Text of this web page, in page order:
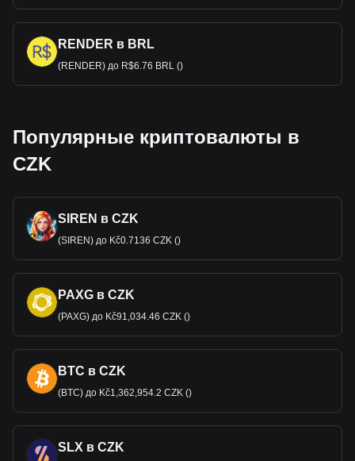
RENDER в BRL
(RENDER) до R$6.76 BRL ()
Популярные криптовалюты в
CZK
SIREN в CZK
(SIREN) до Kč0.7136 CZK ()
PAXG в CZK
(PAXG) до Kč91,034.46 CZK ()
BTC в CZK
(BTC) до Kč1,362,954.2 CZK ()
SLX в CZK